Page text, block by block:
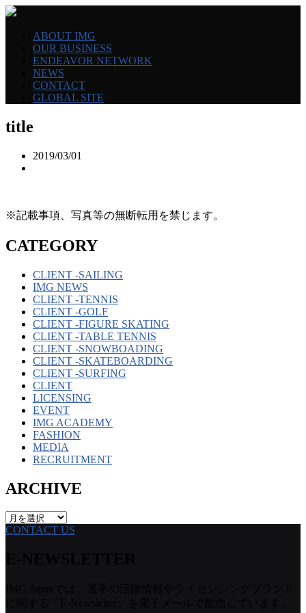
ABOUT IMG
OUR BUSINESS
ENDEAVOR NETWORK
NEWS
CONTACT
GLOBAL SITE
title
2019/03/01
※記載事項、写真等の無断転用を禁じます。
CATEGORY
CLIENT -SAILING
IMG NEWS
CLIENT -TENNIS
CLIENT -GOLF
CLIENT -FIGURE SKATING
CLIENT -TABLE TENNIS
CLIENT -SNOWBOADING
CLIENT -SKATEBOARDING
CLIENT -SURFING
CLIENT
LICENSING
EVENT
IMG ACADEMY
FASHION
MEDIA
RECRUITMENT
ARCHIVE
ARCHIVE
CONTACT US